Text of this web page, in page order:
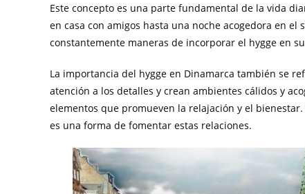
Este concepto es una parte fundamental de la vida
en casa con amigos hasta una noche acogedora en
constantemente maneras de incorporar el hygge en
La importancia del hygge en Dinamarca también se
atención a los detalles y crean ambientes cálidos y
elementos que promueven la relajación y el
es una forma de fomentar estas relaciones.